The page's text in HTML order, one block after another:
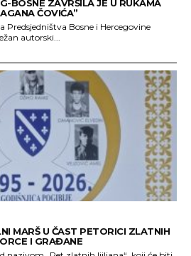
BOSNE ZAVRŠILA JE U RUKAMA
ČOVIĆA”
Predsjedništva Bosne i Hercegovine
autorski...
MARŠ U ČAST PETORICI ZLATNIH
I GRAĐANE